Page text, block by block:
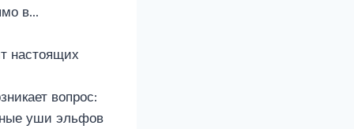
в…
настоящих
вопрос:
уши эльфов